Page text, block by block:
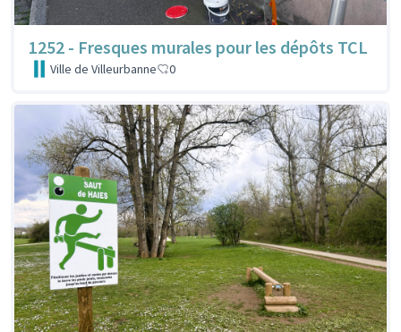
1252 - Fresques murales pour les dépôts TCL
Ville de Villeurbanne 0